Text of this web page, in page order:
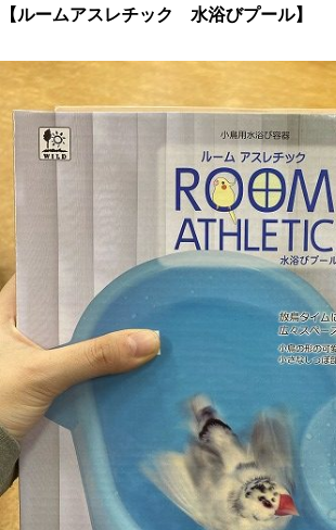
【ルームアスレチック 水浴びプール】